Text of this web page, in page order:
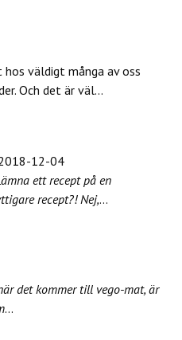
väldigt många av oss
Och det är väl...
12-04
ett recept på en
recept?! Nej,...
det kommer till vego-mat, är
...